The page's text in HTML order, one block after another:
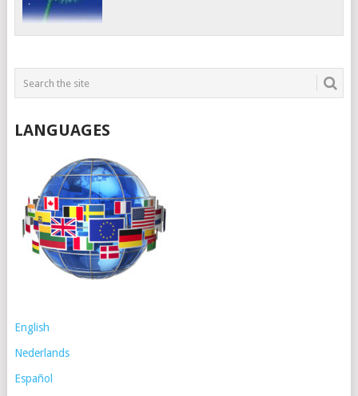
LANGUAGES
English
Nederlands
Español